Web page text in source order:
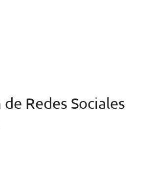
Redes Sociales